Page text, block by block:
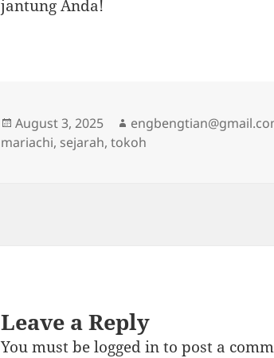
jantung Anda!
Posted
on
August 3, 2025 Author
mariachi, sejarah,tokoh
Leave a Reply
You must belogged into post a